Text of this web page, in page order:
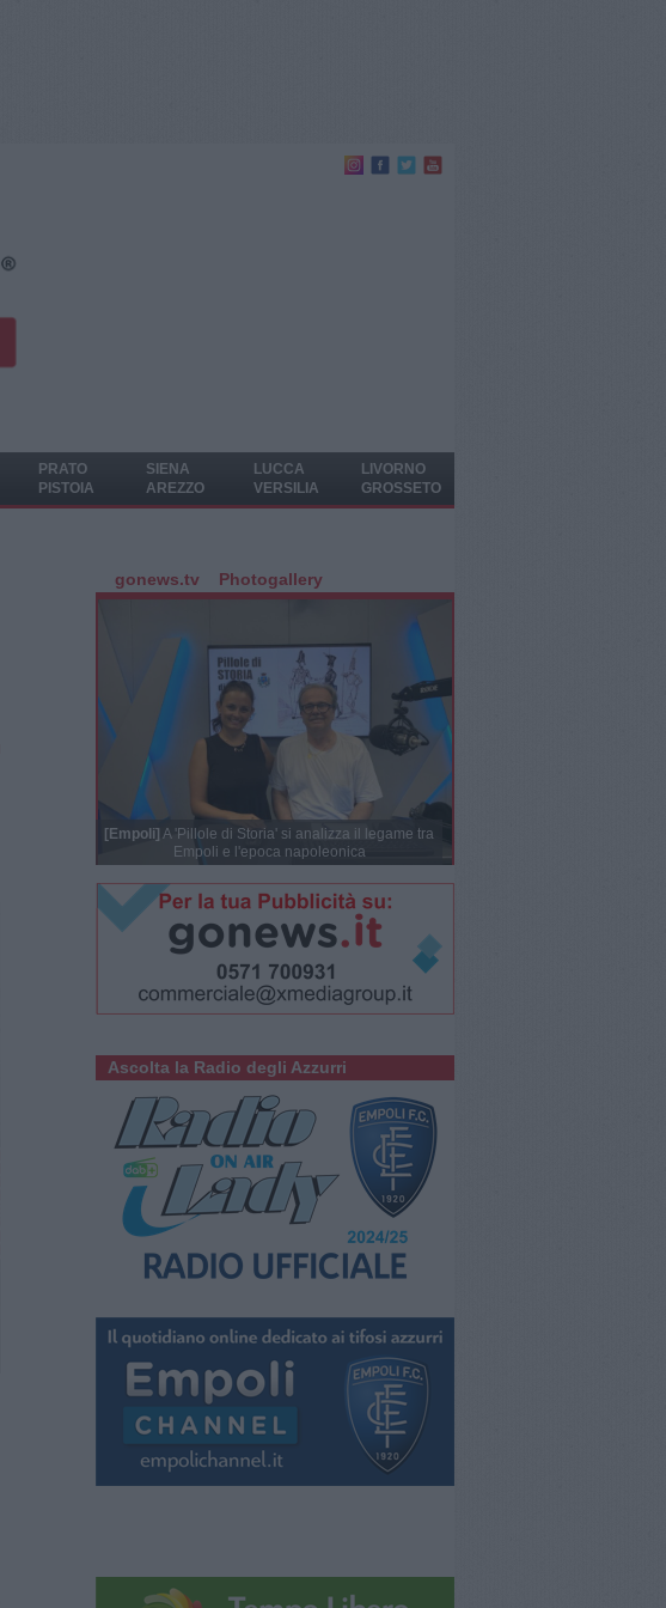
PRATO
PISTOIA
SIENA
AREZZO
LUCCA
VERSILIA
LIVORNO
GROSSETO
gonews.tv Photogallery
[Empoli] A 'Pillole di Storia' si analizza il legame tra
Empoli e l'epoca napoleonica
Ascolta la Radio degli Azzurri